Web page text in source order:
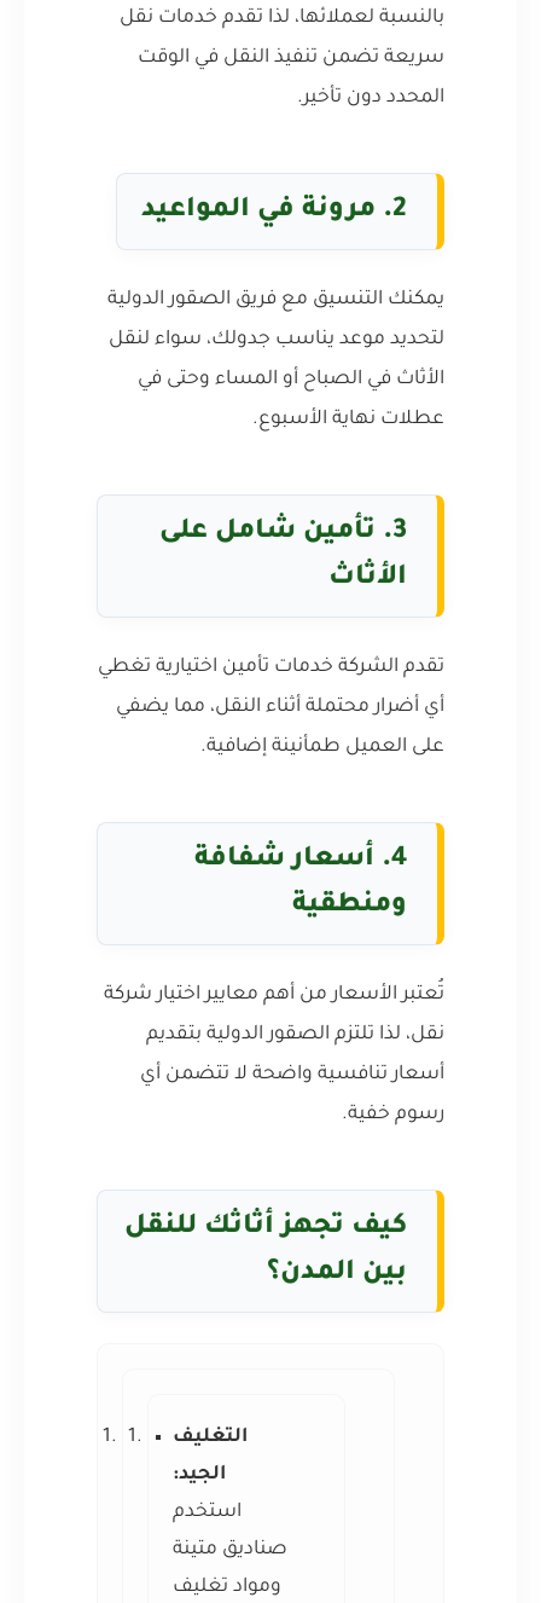
بالنسبة لعملائها، لذا تقدم خدمات نقل
سريعة تضمن تنفيذ النقل في الوقت
المحدد دون تأخير.
2. مرونة في المواعيد
يمكنك التنسيق مع فريق الصقور الدولية
لتحديد موعد يناسب جدولك، سواء لنقل
الأثاث في الصباح أو المساء وحتى في
عطلات نهاية الأسبوع.
3. تأمين شامل على
الأثاث
تقدم الشركة خدمات تأمين اختيارية تغطي
أي أضرار محتملة أثناء النقل، مما يضفي
على العميل طمأنينة إضافية.
4. أسعار شفافة
ومنطقية
تُعتبر الأسعار من أهم معايير اختيار شركة
نقل، لذا تلتزم الصقور الدولية بتقديم
أسعار تنافسية واضحة لا تتضمن أي
رسوم خفية.
كيف تجهز أثاثك للنقل
بين المدن؟
التغليف
الجيد:
استخدم
صناديق متينة
ومواد تغليف